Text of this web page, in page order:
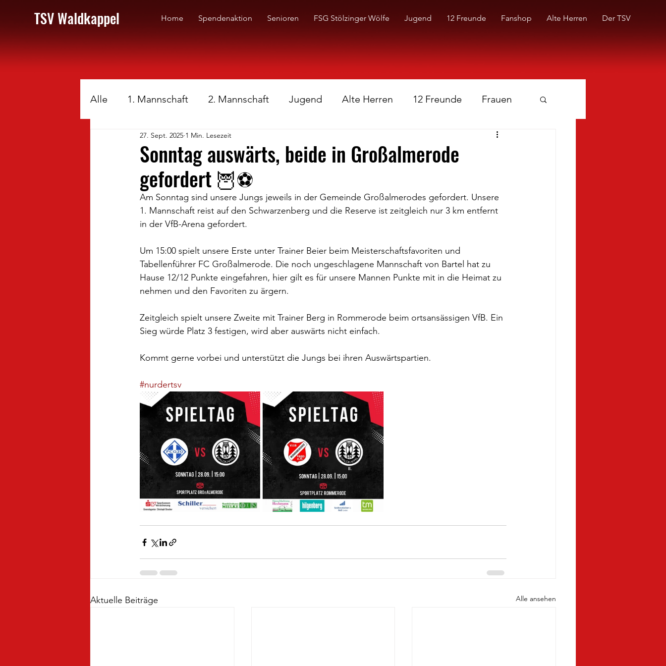
TSV Waldkappel Home Spendenaktion Senioren FSG Stölzinger Wölfe Jugend 12 Freunde Fanshop Alte Herren Der TSV
Alle 1. Mannschaft 2. Mannschaft Jugend Alte Herren 12 Freunde Frauen
Sonntag auswärts, beide in Großalmerode
gefordert 🦉⚽️
27. Sept. 2025 1 Min. Lesezeit
Am Sonntag sind unsere Jungs jeweils in der Gemeinde Großalmerodes gefordert. Unsere
1. Mannschaft reist auf den Schwarzenberg und die Reserve ist zeitgleich nur 3 km entfernt
in der VfB-Arena gefordert.
Um 15:00 spielt unsere Erste unter Trainer Beier beim Meisterschaftsfavoriten und
Tabellenführer FC Großalmerode. Die noch ungeschlagene Mannschaft von Bartel hat zu
Hause 12/12 Punkte eingefahren, hier gilt es für unsere Mannen Punkte mit in die Heimat zu
nehmen und den Favoriten zu ärgern.
Zeitgleich spielt unsere Zweite mit Trainer Berg in Rommerode beim ortsansässigen VfB. Ein
Sieg würde Platz 3 festigen, wird aber auswärts nicht einfach.
Kommt gerne vorbei und unterstützt die Jungs bei ihren Auswärtspartien.
#nurdertsv
Aktuelle Beiträge Alle ansehen